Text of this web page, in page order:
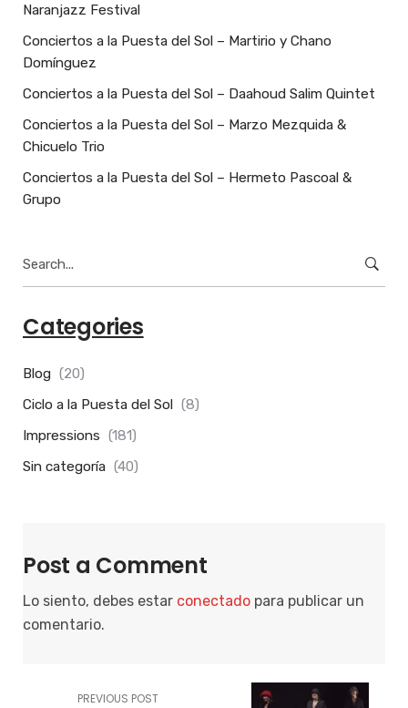
Naranjazz Festival
Conciertos a la Puesta del Sol – Martirio y Chano
Domínguez
Conciertos a la Puesta del Sol – Daahoud Salim Quintet
Conciertos a la Puesta del Sol – Marzo Mezquida &
Chicuelo Trio
Conciertos a la Puesta del Sol – Hermeto Pascoal &
Grupo
for:
Categories
Blog (20)
Ciclo a la Puesta del Sol (8)
Impressions (181)
Sin categoría (40)
Post a Comment
Lo siento, debes estar conectado para publicar un
comentario.
PREVIOUS POST